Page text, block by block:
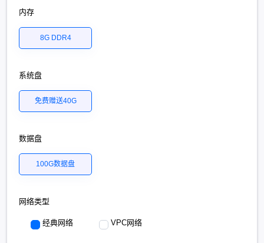
内存
8G DDR4
系统盘
免费赠送40G
数据盘
100G数据盘
网络类型
经典网络 VPC网络